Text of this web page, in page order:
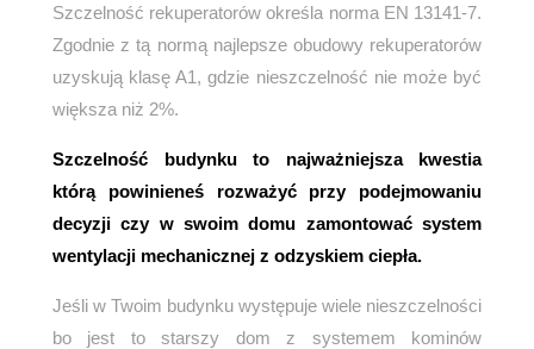
Szczelność rekuperatorów określa norma EN 13141-7.
Zgodnie z tą normą najlepsze obudowy rekuperatorów
uzyskują klasę A1, gdzie nieszczelność nie może być
większa niż 2%.
Szczelność budynku to najważniejsza kwestia
którą powinieneś rozważyć przy podejmowaniu
decyzji czy w swoim domu zamontować system
wentylacji mechanicznej z odzyskiem ciepła.
Jeśli w Twoim budynku występuje wiele nieszczelności
bo jest to starszy dom z systemem kominów